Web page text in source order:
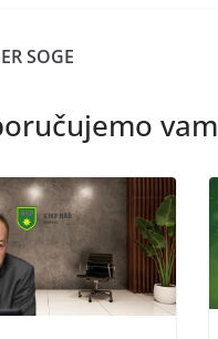
SOGE
vam